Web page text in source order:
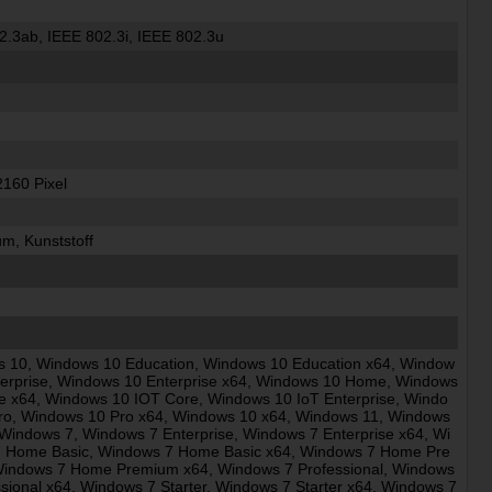
IEEE 802.3i, IEEE 802.3u
Pixel
Kunststoff
10, Windows 10 Education, Windows 10 Education x64, Window
Windows 10 Enterprise x64, Windows 10 Home, Windows
x64, Windows 10 IOT Core, Windows 10 IoT Enterprise, Windo
Windows 10 Pro x64, Windows 10 x64, Windows 11, Windows
7, Windows 7 Enterprise, Windows 7 Enterprise x64, Wi
Home Basic, Windows 7 Home Basic x64, Windows 7 Home Pre
7 Home Premium x64, Windows 7 Professional, Windows
x64, Windows 7 Starter, Windows 7 Starter x64, Windows 7